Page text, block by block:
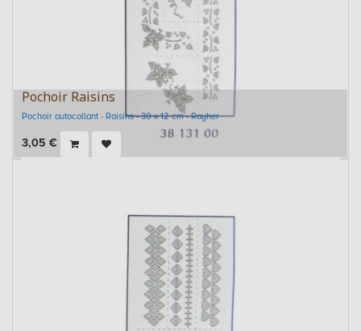
Pochoir Raisins
Pochoir autocollant - Raisins - 30 x 12 cm - Rayher
3,05 €